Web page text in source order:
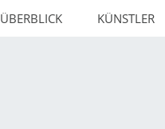
ÜBERBLICK KÜNSTLER